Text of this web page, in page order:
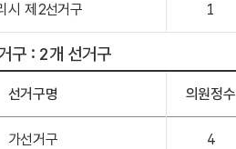
시 제2선거구 1
구 : 2개 선거구
선거구명 의원정수
가선거구 4